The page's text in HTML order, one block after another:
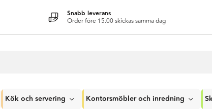
Snabb leverans
Order före 15.00 skickas samma dag
Kök och servering Kontorsmöbler och inredning